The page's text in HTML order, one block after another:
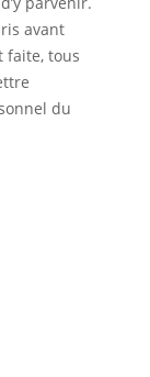
avant
faite, tous
du